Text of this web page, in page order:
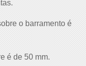
o barramento é
é de 50 mm.